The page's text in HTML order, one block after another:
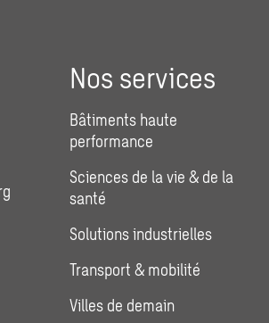
Nos services
Bâtiments haute
performance
Sciences de la vie & de la
santé
Solutions industrielles
Transport & mobilité
Villes de demain